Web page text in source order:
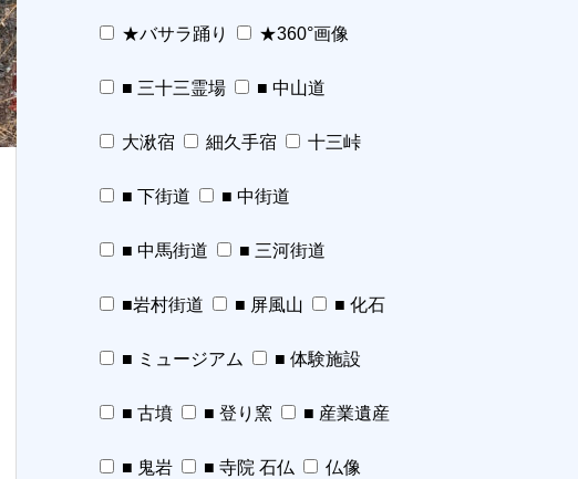
★バサラ踊り ★360°画像
■ 三十三霊場 ■ 中山道
大湫宿 細久手宿 十三峠
■ 下街道 ■ 中街道
■ 中馬街道 ■ 三河街道
■岩村街道 ■ 屏風山 ■ 化石
■ ミュージアム ■ 体験施設
■ 古墳 ■ 登り窯 ■ 産業遺産
■ 鬼岩 ■ 寺院 石仏 仏像